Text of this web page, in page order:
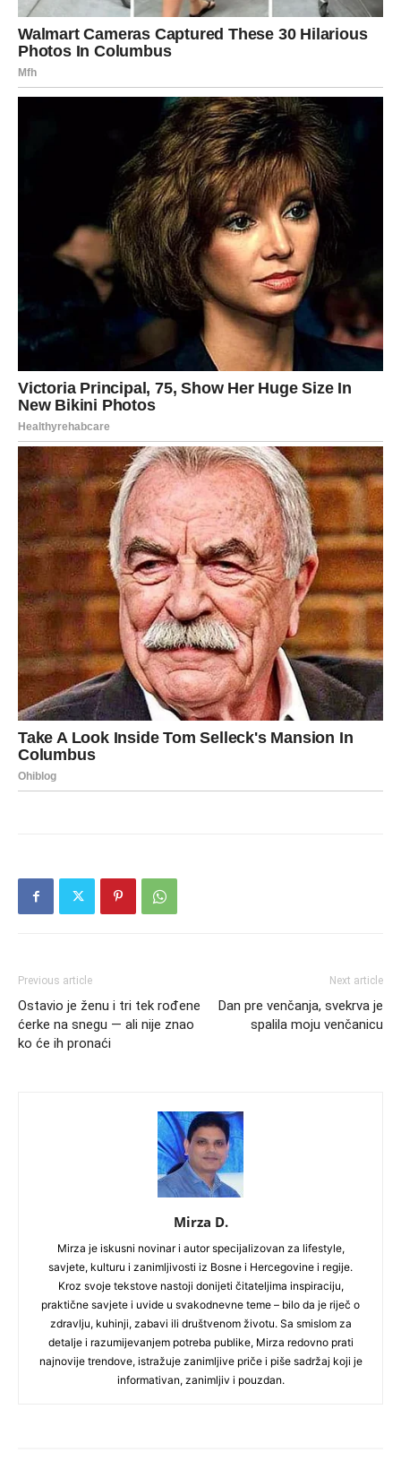
Previous article
Ostavio je ženu i tri tek rođene
ćerke na snegu — ali nije znao
ko će ih pronaći
Next article
Dan pre venčanja, svekrva je
spalila moju venčanicu
Mirza D.
Mirza je iskusni novinar i autor specijalizovan za lifestyle,
savjete, kulturu i zanimljivosti iz Bosne i Hercegovine i regije.
Kroz svoje tekstove nastoji donijeti čitateljima inspiraciju,
praktične savjete i uvide u svakodnevne teme – bilo da je riječ o
zdravlju, kuhinji, zabavi ili društvenom životu. Sa smislom za
detalje i razumijevanjem potreba publike, Mirza redovno prati
najnovije trendove, istražuje zanimljive priče i piše sadržaj koji je
informativan, zanimljiv i pouzdan.